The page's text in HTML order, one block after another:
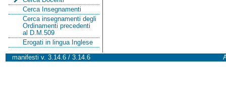
Cerca Insegnamenti
Cerca insegnamenti degli
Ordinamenti precedenti
al D.M.509
Erogati in lingua Inglese
manifesti v. 3.14.6 / 3.14.6